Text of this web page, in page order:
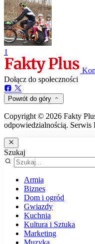
1
Dołącz do społeczności
Powrót do góry
Copyright © 2026 Fakty
odpowiedzialnością. Serwis
Szukaj
Armia
Biznes
Dom i ogród
Gwiazdy
Kuchnia
Kultura i Sztuka
Marketing